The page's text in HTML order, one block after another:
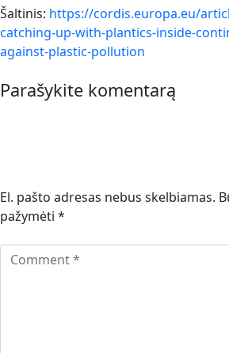
Šaltinis: https://cordis.europa.eu/
catching-up-with-plantics-inside-
against-plastic-pollution
Parašykite komentarą
El. pašto adresas nebus skelbiamas.
pažymėti *